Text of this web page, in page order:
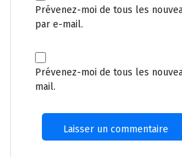
Prévenez-moi de tous les
par e-mail.
Prévenez-moi de tous les
mail.